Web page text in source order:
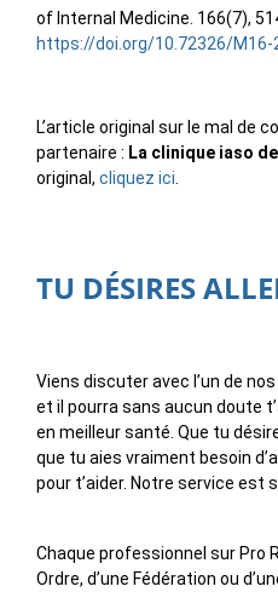
of Internal Medicine. 166(7),
https://doi.org/10.72326/M16-
L’article original sur le mal de
partenaire : La clinique iaso
original, cliquez ici.
TU DÉSIRES
Viens discuter avec l’un de
et il pourra sans aucun doute
en meilleur santé. Que tu
que tu aies vraiment besoin
pour t’aider. Notre service est
Chaque professionnel sur Pro
Ordre, d’une Fédération ou